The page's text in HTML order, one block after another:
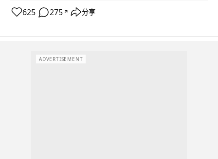
625 275 ↗ 分享
ADVERTISEMENT